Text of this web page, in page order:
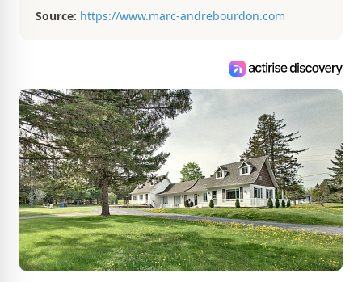
Source: https://www.marc-andrebourdon.com